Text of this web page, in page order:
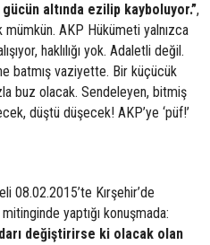
altında ezilip kayboluyor.”,
AKP Hükümeti yalnızca
haklılığı yok. Adaletli değil.
batmış vaziyette. Bir küçücük
buz olacak. Sendeleyen, bitmiş
düştü düşecek! AKP’ye ‘püf!’
08.02.2015’te Kırşehir’de
mitinginde yaptığı konuşmada:
değiştirirse ki olacak olan